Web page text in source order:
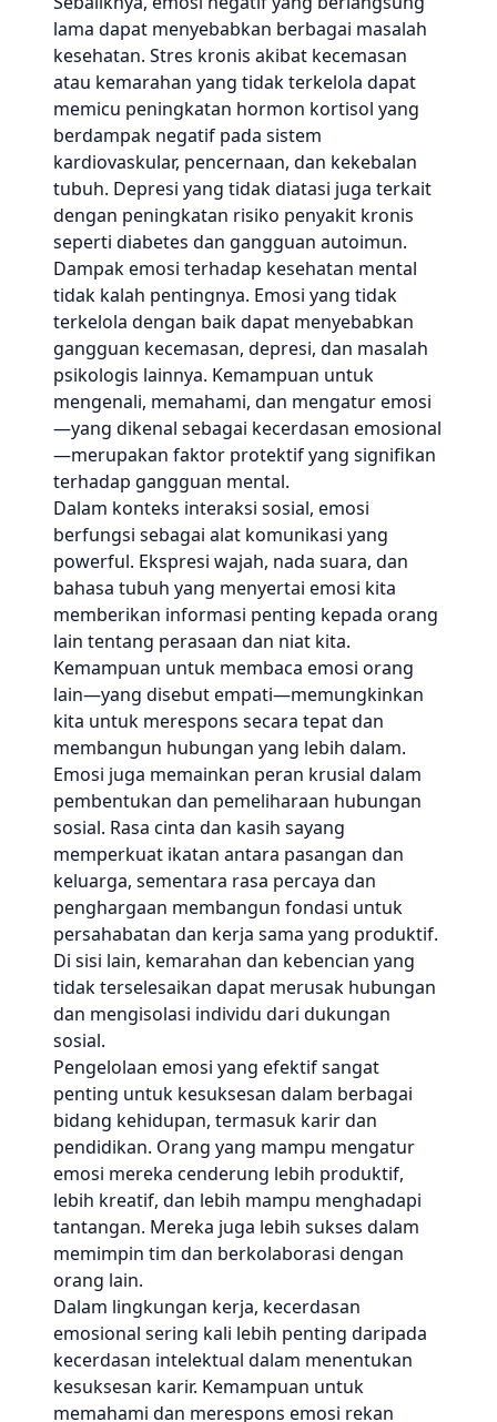
lama dapat menyebabkan berbagai masalah
kesehatan. Stres kronis akibat kecemasan
atau kemarahan yang tidak terkelola dapat
memicu peningkatan hormon kortisol yang
berdampak negatif pada sistem
kardiovaskular, pencernaan, dan kekebalan
tubuh. Depresi yang tidak diatasi juga terkait
dengan peningkatan risiko penyakit kronis
seperti diabetes dan gangguan autoimun.
Dampak emosi terhadap kesehatan mental
tidak kalah pentingnya. Emosi yang tidak
terkelola dengan baik dapat menyebabkan
gangguan kecemasan, depresi, dan masalah
psikologis lainnya. Kemampuan untuk
mengenali, memahami, dan mengatur emosi
—yang dikenal sebagai kecerdasan emosional
—merupakan faktor protektif yang signifikan
terhadap gangguan mental.
Dalam konteks interaksi sosial, emosi
berfungsi sebagai alat komunikasi yang
powerful. Ekspresi wajah, nada suara, dan
bahasa tubuh yang menyertai emosi kita
memberikan informasi penting kepada orang
lain tentang perasaan dan niat kita.
Kemampuan untuk membaca emosi orang
lain—yang disebut empati—memungkinkan
kita untuk merespons secara tepat dan
membangun hubungan yang lebih dalam.
Emosi juga memainkan peran krusial dalam
pembentukan dan pemeliharaan hubungan
sosial. Rasa cinta dan kasih sayang
memperkuat ikatan antara pasangan dan
keluarga, sementara rasa percaya dan
penghargaan membangun fondasi untuk
persahabatan dan kerja sama yang produktif.
Di sisi lain, kemarahan dan kebencian yang
tidak terselesaikan dapat merusak hubungan
dan mengisolasi individu dari dukungan
sosial.
Pengelolaan emosi yang efektif sangat
penting untuk kesuksesan dalam berbagai
bidang kehidupan, termasuk karir dan
pendidikan. Orang yang mampu mengatur
emosi mereka cenderung lebih produktif,
lebih kreatif, dan lebih mampu menghadapi
tantangan. Mereka juga lebih sukses dalam
memimpin tim dan berkolaborasi dengan
orang lain.
Dalam lingkungan kerja, kecerdasan
emosional sering kali lebih penting daripada
kecerdasan intelektual dalam menentukan
kesuksesan karir. Kemampuan untuk
memahami dan merespons emosi rekan